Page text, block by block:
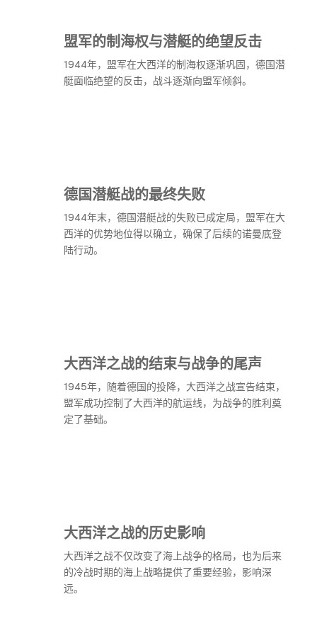
盟军的制海权与潜艇的绝望反击
1944年，盟军在大西洋的制海权逐渐巩固，德国潜
艇面临绝望的反击，战斗逐渐向盟军倾斜。
德国潜艇战的最终失败
1944年末，德国潜艇战的失败已成定局，盟军在大
西洋的优势地位得以确立，确保了后续的诺曼底登
陆行动。
大西洋之战的结束与战争的尾声
1945年，随着德国的投降，大西洋之战宣告结束，
盟军成功控制了大西洋的航运线，为战争的胜利奠
定了基础。
大西洋之战的历史影响
大西洋之战不仅改变了海上战争的格局，也为后来
的冷战时期的海上战略提供了重要经验，影响深
远。